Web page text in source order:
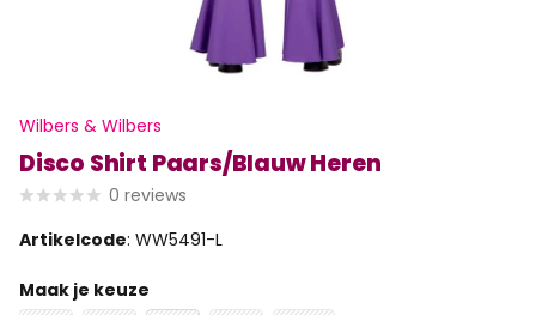
Wilbers & Wilbers
Disco Shirt Paars/Blauw Heren
0 reviews
Artikelcode: WW5491-L
Maak je keuze